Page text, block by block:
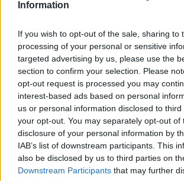
Information
If you wish to opt-out of the sale, sharing to
processing of your personal or sensitive
targeted advertising by us, please use the
section to confirm your selection. Please
opt-out request is processed you may
interest-based ads based on personal
us or personal information disclosed to
your opt-out. You may separately opt-out of
disclosure of your personal information by
IAB’s list of downstream participants. This
also be disclosed by us to third parties on
Downstream Participants that may further
Γίνε ο ρεπόρτερ του
Ροή ειδήσεων
04:11
Μαγειρεμένο ρύζι: Πόσο διατηρείται στο
συχνά λάθη που πρέπει να προσέξουμε